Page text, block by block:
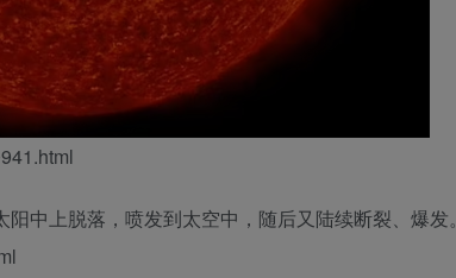
中上脱落，喷发到太空中，随后又陆续断裂、爆发。